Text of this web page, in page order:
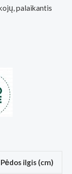
palaikantis
Pėdos ilgis (cm)